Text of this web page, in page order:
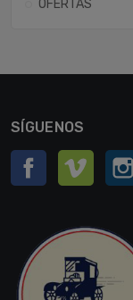
OFERTAS
SÍGUENOS
Facebook Vimeo